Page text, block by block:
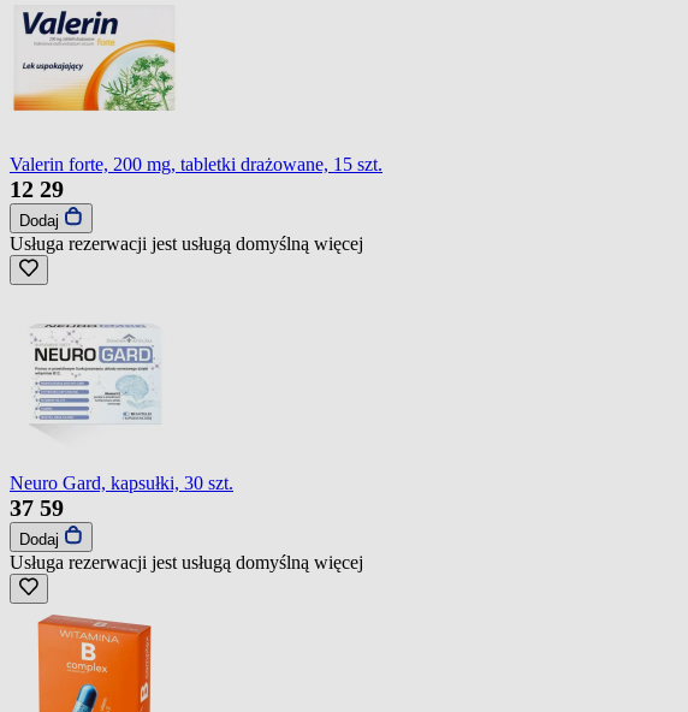
Valerin forte, 200 mg, tabletki drażowane, 15 szt.
12 29
Dodaj
Usługa rezerwacji jest usługą domyślną więcej
Neuro Gard, kapsułki, 30 szt.
37 59
Dodaj
Usługa rezerwacji jest usługą domyślną więcej